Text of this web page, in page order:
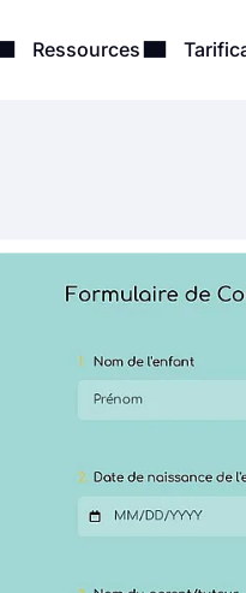
Ressources